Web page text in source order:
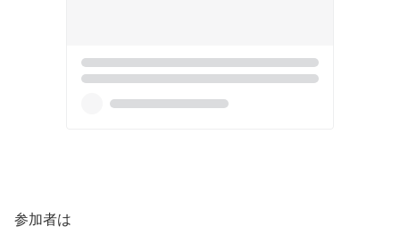
参加者は